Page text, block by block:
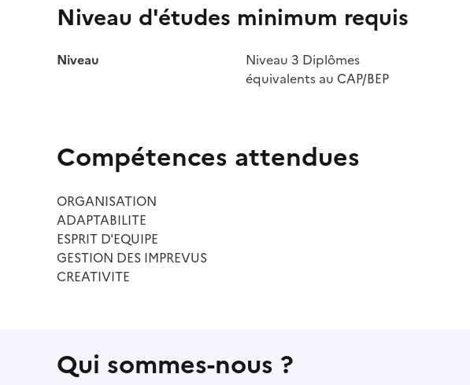
Niveau d'études minimum requis
Niveau
Niveau 3 Diplômes
équivalents au CAP/BEP
Compétences attendues
ORGANISATION
ADAPTABILITE
ESPRIT D'EQUIPE
GESTION DES IMPREVUS
CREATIVITE
Qui sommes-nous ?